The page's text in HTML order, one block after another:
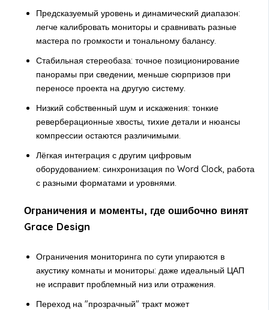
Предсказуемый уровень и динамический диапазон:
легче калибровать мониторы и сравнивать разные
мастера по громкости и тональному балансу.
Стабильная стереобаза: точное позиционирование
панорамы при сведении, меньше сюрпризов при
переносе проекта на другую систему.
Низкий собственный шум и искажения: тонкие
реверберационные хвосты, тихие детали и нюансы
компрессии остаются различимыми.
Лёгкая интеграция с другим цифровым
оборудованием: синхронизация по Word Clock, работа
с разными форматами и уровнями.
Ограничения и моменты, где ошибочно винят
Grace Design
Ограничения мониторинга по сути упираются в
акустику комнаты и мониторы: даже идеальный ЦАП
не исправит проблемный низ или отражения.
Переход на "прозрачный" тракт может